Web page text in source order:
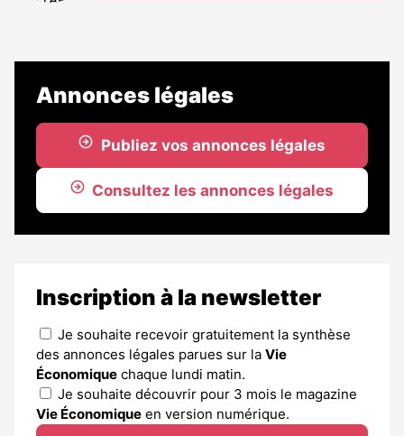
Annonces légales
Publiez vos annonces légales
Consultez les annonces légales
Inscription à la newsletter
Je souhaite recevoir gratuitement la synthèse
des annonces légales parues sur la Vie
Économique chaque lundi matin.
Je souhaite découvrir pour 3 mois le magazine
Vie Économique en version numérique.